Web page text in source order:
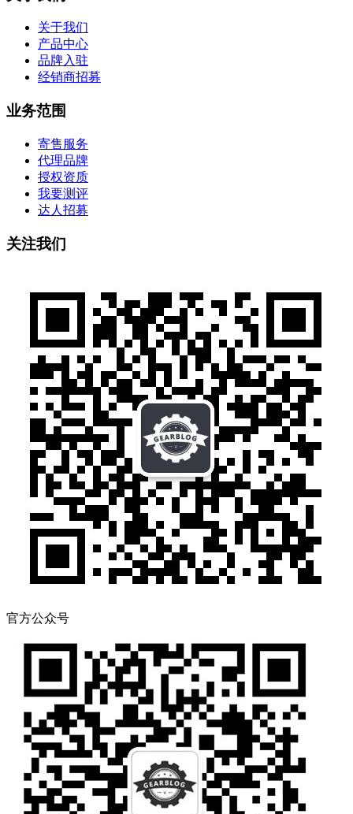
关于我们
产品中心
品牌入驻
经销商招募
业务范围
寄售服务
代理品牌
授权资质
我要测评
达人招募
关注我们
官方公众号